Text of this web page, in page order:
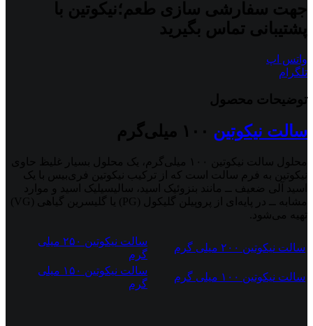
جهت سفارشی سازی طعم؛نیکوتین با
پشتیبانی تماس بگیرید
واتس اپ
تلگرام
توضیحات محصول
سالت نیکوتین ۱۰۰ میلی‌گرم
محلول سالت نیکوتین ۱۰۰ میلی‌گرم، یک محلول بسیار غلیظ حاوی
نیکوتین به فرم سالت است که از ترکیب نیکوتین فری‌بیس با یک
اسید آلی ضعیف ــ مانند بنزوئیک اسید، سالیسیلیک اسید و موارد
مشابه ــ در پایه‌ای از پروپیلن گلیکول (PG) یا گلیسرین گیاهی (VG)
تهیه می‌شود.
سالت نیکوتین ۲۰۰ میلی گرم
سالت نیکوتین ۲۵۰ میلی
گرم
سالت نیکوتین ۱۰۰ میلی گرم
سالت نیکوتین ۱۵۰ میلی
گرم